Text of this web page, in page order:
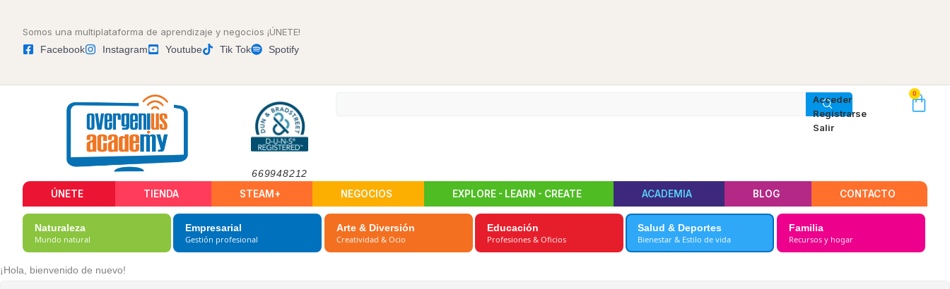
Somos una multiplataforma de aprendizaje y negocios ¡ÚNETE!
Facebook
Instagram Youtube Tik Tok Spotify
669948212
Acceder
Registrarse
Salir
0
ÚNETE TIENDA STEAM+ NEGOCIOS EXPLORE - LEARN - CREATE ACADEMIA BLOG CONTACTO
Naturaleza
Mundo natural
Empresarial
Gestión profesional
Arte & Diversión
Creatividad & Ocio
Educación
Profesiones & Oficios
Salud & Deportes
Bienestar & Estilo de vida
Familia
Recursos y hogar
¡Hola, bienvenido de nuevo!